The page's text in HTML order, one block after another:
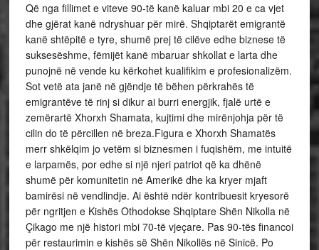
Që nga fillimet e viteve 90-të kanë kaluar mbi 20 e ca vjet
dhe gjërat kanë ndryshuar për mirë. Shqiptarët emigrantë
kanë shtëpitë e tyre, shumë prej të cilëve edhe biznese të
suksesëshme, fëmijët kanë mbaruar shkollat e larta dhe
punojnë në vende ku kërkohet kualifikim e profesionalizëm.
Sot vetë ata janë në gjëndje të bëhen përkrahës të
emigrantëve të rinj si dikur ai burri energjik, fjalë urtë e
zemërartë Xhorxh Shamata, kujtimi dhe mirënjohja për të
cilin do të përcillen në breza.Figura e Xhorxh Shamatës
merr shkëlqim jo vetëm si biznesmen i fuqishëm, me intuitë
e larpamës, por edhe si një njeri patriot që ka dhënë
shumë për komunitetin në Amerikë dhe ka kryer mjaft
bamirësi në vendlindje. Ai është ndër kontribuesit kryesorë
për ngritjen e Kishës Othodokse Shqiptare Shën Nikolla në
Çikago me një histori mbi 70-të vjeçare. Pas 90-tës financoi
për restaurimin e kishës së Shën Nikollës në Sinicë. Po